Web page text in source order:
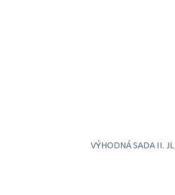
VÝHODNÁ SADA II. JL